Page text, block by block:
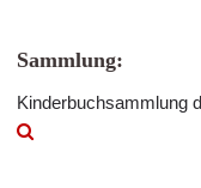
Sammlung:
Kinderbuchsammlung